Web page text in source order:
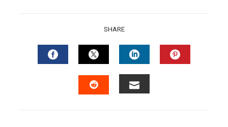
SHARE
FACEBOOKTWITTERLINKEDIN